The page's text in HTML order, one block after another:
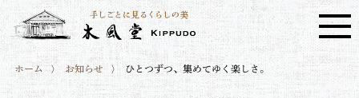
ホーム お知らせ ひとつずつ、集めてゆく楽しさ。